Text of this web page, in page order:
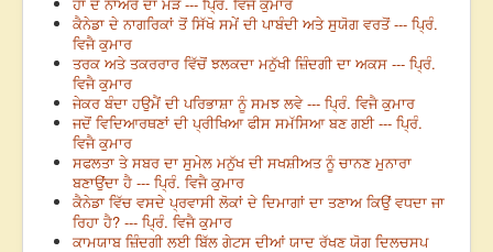
ਕੈਨੇਡਾ ਦੇ ਨਾਗਰਿਕਾਂ ਤੋਂ ਸਿੱਖੋ ਸਮੇਂ ਦੀ ਪਾਬੰਦੀ ਅਤੇ ਸੁਯੋਗ ਵਰਤੋਂ --- ਪ੍ਰਿੰ.
ਵਿਜੈ ਕੁਮਾਰ
ਤਰਕ ਅਤੇ ਤਕਰਰਾਰ ਵਿੱਚੋਂ ਝਲਕਦਾ ਮਨੁੱਖੀ ਜ਼ਿੰਦਗੀ ਦਾ ਅਕਸ --- ਪ੍ਰਿੰ.
ਵਿਜੈ ਕੁਮਾਰ
ਜੇਕਰ ਬੰਦਾ ਹਉਮੈਂ ਦੀ ਪਰਿਭਾਸ਼ਾ ਨੂੰ ਸਮਝ ਲਵੇ --- ਪ੍ਰਿੰ. ਵਿਜੈ ਕੁਮਾਰ
ਜਦੋਂ ਵਿਦਿਆਰਥਣਾਂ ਦੀ ਪ੍ਰੀਖਿਆ ਫੀਸ ਸਮੱਸਿਆ ਬਣ ਗਈ --- ਪ੍ਰਿੰ.
ਵਿਜੈ ਕੁਮਾਰ
ਸਫਲਤਾ ਤੇ ਸਬਰ ਦਾ ਸੁਮੇਲ ਮਨੁੱਖ ਦੀ ਸਖਸ਼ੀਅਤ ਨੂੰ ਚਾਨਣ ਮੁਨਾਰਾ
ਬਣਾਉਂਦਾ ਹੈ --- ਪ੍ਰਿੰ. ਵਿਜੈ ਕੁਮਾਰ
ਕੈਨੇਡਾ ਵਿੱਚ ਵਸਦੇ ਪ੍ਰਵਾਸੀ ਲੋਕਾਂ ਦੇ ਦਿਮਾਗਾਂ ਦਾ ਤਣਾਅ ਕਿਉਂ ਵਧਦਾ ਜਾ
ਰਿਹਾ ਹੈ? --- ਪ੍ਰਿੰ. ਵਿਜੈ ਕੁਮਾਰ
ਕਾਮਯਾਬ ਜ਼ਿੰਦਗੀ ਲਈ ਬਿੱਲ ਗੇਟਸ ਦੀਆਂ ਯਾਦ ਰੱਖਣ ਯੋਗ ਦਿਲਚਸਪ